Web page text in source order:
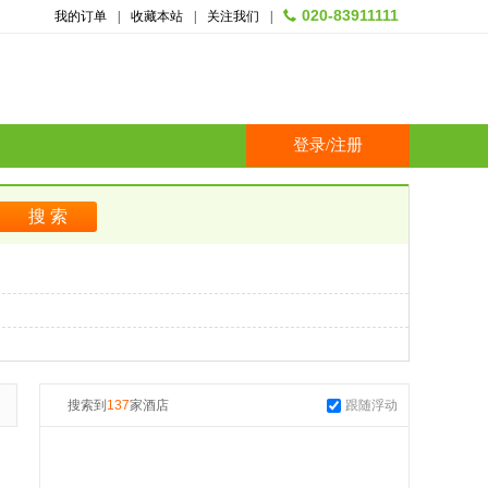
我的订单 收藏本站 关注我们 020-83911111
登录/注册
搜索到 137家酒店 跟随浮动